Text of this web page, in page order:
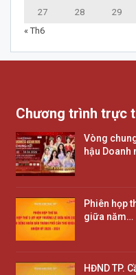
27 28 29
« Th6
Chương trình trực
Vòng
hậu Doanh
Phiên họp
giữa năm…
HĐND TP.